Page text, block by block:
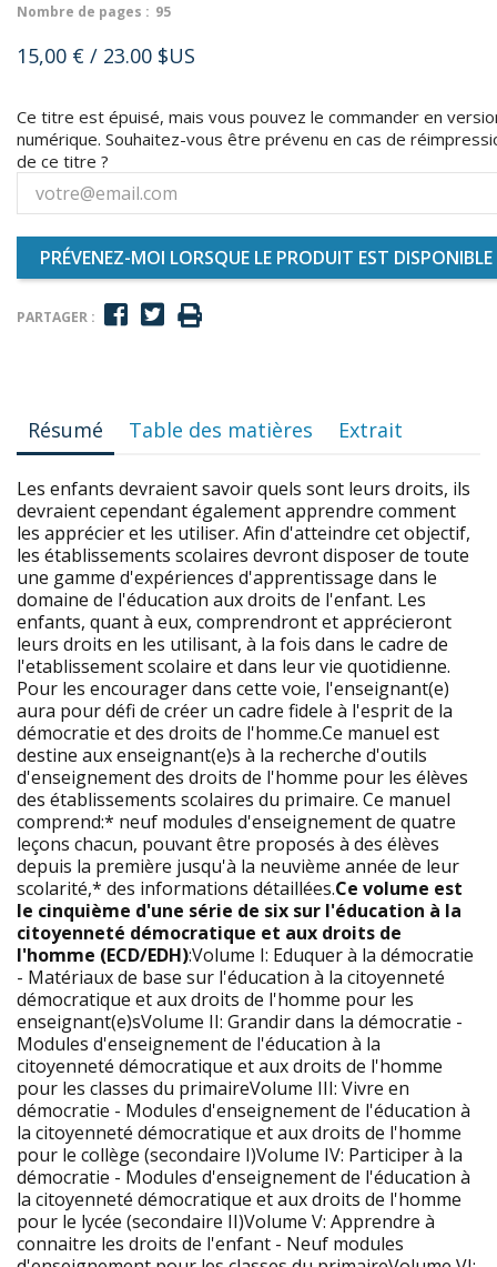
Nombre de pages : 95
15,00 € / 23.00 $US
Ce titre est épuisé, mais vous pouvez le commander en
numérique. Souhaitez-vous être prévenu en cas de
de ce titre ?
PRÉVENEZ-MOI LORSQUE LE PRODUIT EST DISPONIBLE
PARTAGER :
Résumé Table des matières Extrait
Les enfants devraient savoir quels sont leurs droits, ils
devraient cependant également apprendre comment
les apprécier et les utiliser. Afin d'atteindre cet objectif,
les établissements scolaires devront disposer de toute
une gamme d'expériences d'apprentissage dans le
domaine de l'éducation aux droits de l'enfant. Les
enfants, quant à eux, comprendront et apprécieront
leurs droits en les utilisant, à la fois dans le cadre de
l'etablissement scolaire et dans leur vie quotidienne.
Pour les encourager dans cette voie, l'enseignant(e)
aura pour défi de créer un cadre fidele à l'esprit de la
démocratie et des droits de l'homme.Ce manuel est
destine aux enseignant(e)s à la recherche d'outils
d'enseignement des droits de l'homme pour les élèves
des établissements scolaires du primaire. Ce manuel
comprend:* neuf modules d'enseignement de quatre
leçons chacun, pouvant être proposés à des élèves
depuis la première jusqu'à la neuvième année de leur
scolarité,* des informations détaillées.Ce volume est
le cinquième d'une série de six sur l'éducation à la
citoyenneté démocratique et aux droits de
l'homme (ECD/EDH):Volume I: Eduquer à la démocratie
- Matériaux de base sur l'éducation à la citoyenneté
démocratique et aux droits de l'homme pour les
enseignant(e)sVolume II: Grandir dans la démocratie -
Modules d'enseignement de l'éducation à la
citoyenneté démocratique et aux droits de l'homme
pour les classes du primaireVolume III: Vivre en
démocratie - Modules d'enseignement de l'éducation à
la citoyenneté démocratique et aux droits de l'homme
pour le collège (secondaire I)Volume IV: Participer à la
démocratie - Modules d'enseignement de l'éducation à
la citoyenneté démocratique et aux droits de l'homme
pour le lycée (secondaire II)Volume V: Apprendre à
connaitre les droits de l'enfant - Neuf modules